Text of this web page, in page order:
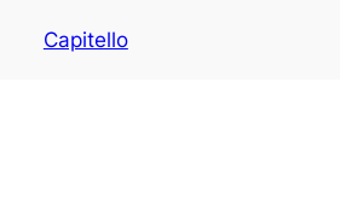
Capitello